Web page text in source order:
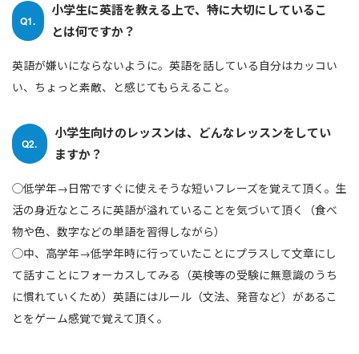
Q1.
小学生に英語を教える上で、特に大切にしているこ
とは何ですか？
英語が嫌いにならないように。英語を話している自分はカッコい
い、ちょっと素敵、と感じてもらえること。
Q2.
小学生向けのレッスンは、どんなレッスンをしてい
ますか？
◯低学年→日常ですぐに使えそうな短いフレーズを覚えて頂く。生
活の身近なところに英語が溢れていることを気づいて頂く（食べ
物や色、数字などの単語を習得しながら）
◯中、高学年→低学年時に行っていたことにプラスして文章にし
て話すことにフォーカスしてみる（英検等の受験に無意識のうち
に慣れていくため）英語にはルール（文法、発音など）があるこ
とをゲーム感覚で覚えて頂く。